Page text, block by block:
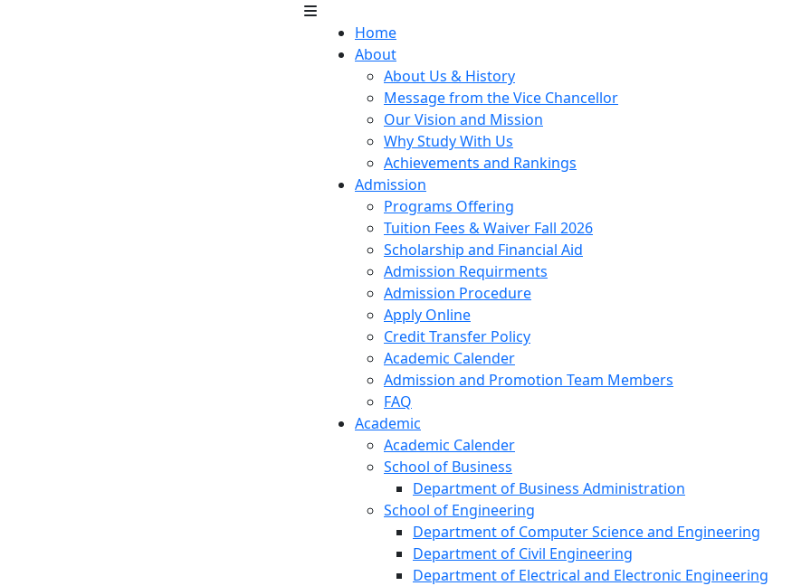
Home
About
About Us & History
Message from the Vice Chancellor
Our Vision and Mission
Why Study With Us
Achievements and Rankings
Admission
Programs Offering
Tuition Fees & Waiver Fall 2026
Scholarship and Financial Aid
Admission Requirments
Admission Procedure
Apply Online
Credit Transfer Policy
Academic Calender
Admission and Promotion Team Members
FAQ
Academic
Academic Calender
School of Business
Department of Business Administration
School of Engineering
Department of Computer Science and Engineering
Department of Civil Engineering
Department of Electrical and Electronic Engineering